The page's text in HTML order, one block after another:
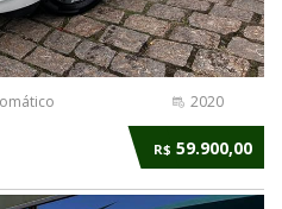
2020
R$ 59.900,00